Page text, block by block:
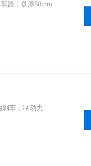
器，盘厚50mm
刹车，制动力